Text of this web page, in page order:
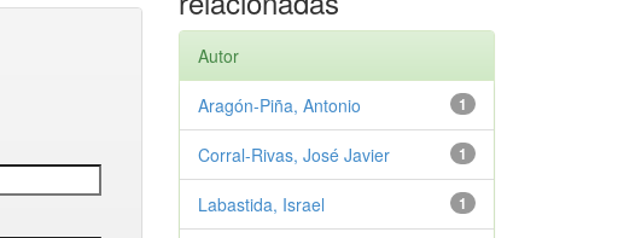
Autor
1
Aragón-Piña, Antonio
1
Corral-Rivas, José Javier
1
Labastida, Israel